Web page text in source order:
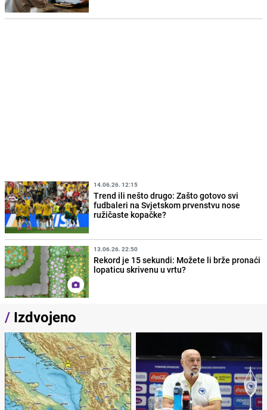
14.06.26. 12:15
Trend ili nešto drugo: Zašto gotovo svi
fudbaleri na Svjetskom prvenstvu nose
ružičaste kopačke?
13.06.26. 22:50
Rekord je 15 sekundi: Možete li brže pronaći
lopaticu skrivenu u vrtu?
/ Izdvojeno